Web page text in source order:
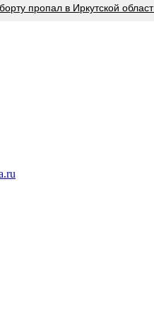
пропал в Иркутской